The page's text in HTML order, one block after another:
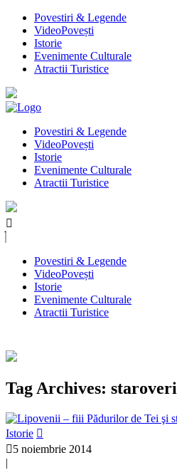
Povestiri & Legende
VideoPovești
Istorie
Evenimente Culturale
Atractii Turistice
Povestiri & Legende
VideoPovești
Istorie
Evenimente Culturale
Atractii Turistice
Povestiri & Legende
VideoPovești
Istorie
Evenimente Culturale
Atractii Turistice
Tag Archives: staroveri
Istorie
5 noiembrie 2014
|